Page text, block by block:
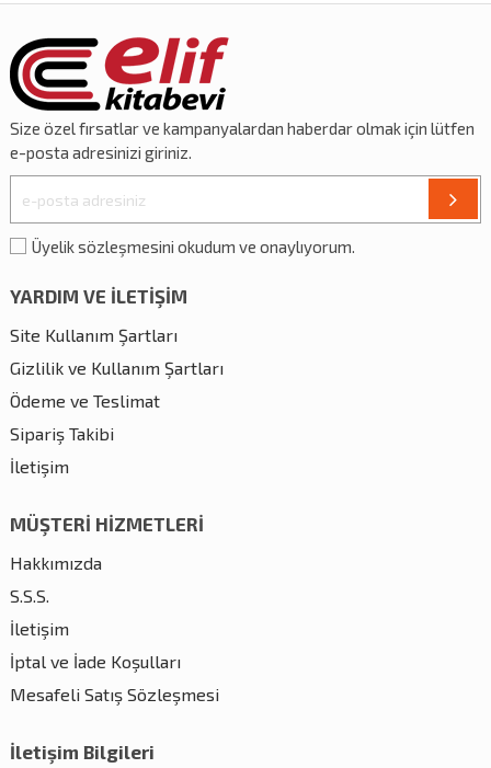
Size özelfırsatlarve kampanyalardan haberdar olmak için lütfen
e-posta adresinizi giriniz.
Üyelik sözleşmesini okudum ve onaylıyorum.
YARDIM VE İLETİŞİM
Site Kullanım Şartları
Gizlilik ve Kullanım Şartları
Ödeme ve Teslimat
Sipariş Takibi
İletişim
MÜŞTERİ HİZMETLERİ
Hakkımızda
S.S.S.
İletişim
İptal ve İade Koşulları
Mesafeli Satış Sözleşmesi
İletişim Bilgileri